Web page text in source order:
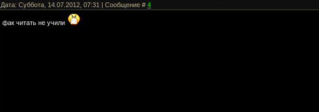
Дата: Суббота, 14.07.2012, 07:31 | Сообщение #4
фак читать не учили